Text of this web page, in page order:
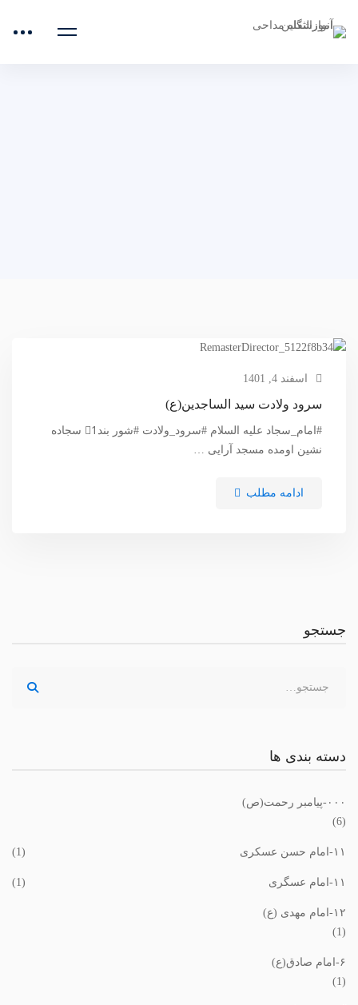
اسفند 4, 1401
سرود ولادت سید الساجدین(ع)
#امام_سجاد علیه السلام #سرود_ولادت #شور بند1⃣ سجاده
نشین اومده مسجد آرایی …
ادامه مطلب
جستجو
دسته بندی ها
٠٠٠-پیامبر رحمت(ص)
(6)
١١-امام حسن عسکری (1)
١١-امام عسگری (1)
١٢-امام مهدی (ع)
(1)
۶-امام صادق(ع)
(1)